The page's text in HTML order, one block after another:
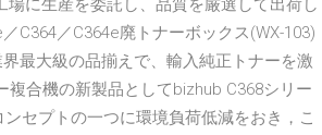
に生産を委託し、品質を厳選して出荷し
C364／C364e廃トナーボックス(WX-103)
最大級の品揃えで、輸入純正トナーを激
合機の新製品としてbizhub C368シリー
セプトの一つに環境負荷低減をおき，こ